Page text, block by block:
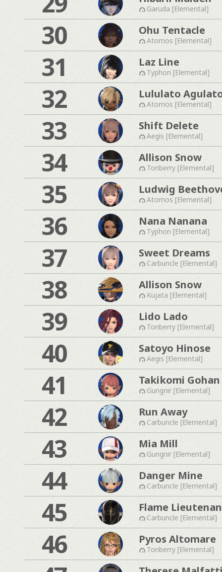
Garuda [Elemental]
30 Ohu Tentacle
Atomos [Elemental]
31 Laz Line
Typhon [Elemental]
32 Lululato
Atomos [Elemental]
33 Shift Delete
Aegis [Elemental]
34 Allison Snow
Tonberry [Elemental]
35 Ludwig
Atomos [Elemental]
36 Nana Nanana
Typhon [Elemental]
37 Sweet Dreams
Carbuncle [Elemental]
38 Allison Snow
Kujata [Elemental]
39 Lido Lado
Tonberry [Elemental]
40 Satoyo Hinose
Aegis [Elemental]
41 Takikomi Gohan
Gungnir [Elemental]
42 Run Away
Carbuncle [Elemental]
43 Mia Mill
Gungnir [Elemental]
44 Danger Mine
Carbuncle [Elemental]
45 Flame
Carbuncle [Elemental]
46 Pyros Altomare
Tonberry [Elemental]